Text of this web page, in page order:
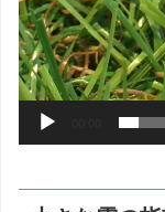
ー
ヤ
ー